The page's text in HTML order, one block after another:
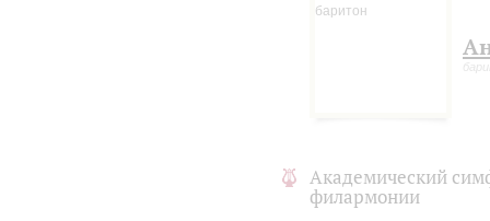
Академический
филармонии